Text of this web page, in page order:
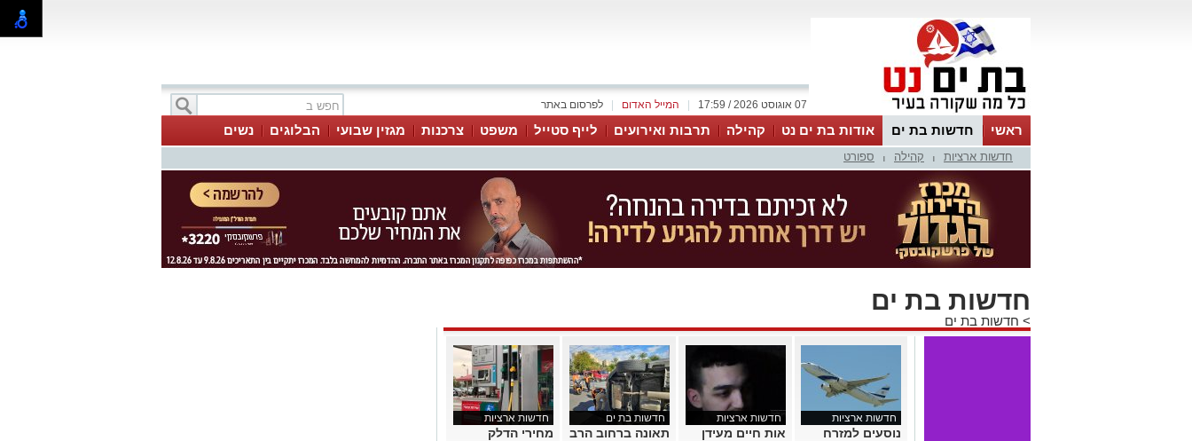
לפרסום באתר המייל האדום 07 אוגוסט 2026 / 17:59
ראשי חדשות בת ים אודות בת ים נט קהילה תרבות ואירועים לייף סטייל משפט צרכנות מגזין שבועי הבלוגים נשים
חדשות ארציות קהילה ספורט
חדשות בת ים
> חדשות בת ים
חדשות ארציות
נוסעים למזרח
חדשות ארציות
אות חיים מעידן
חדשות בת ים
תאונה ברחוב הרב
חדשות ארציות
מחירי הדלק